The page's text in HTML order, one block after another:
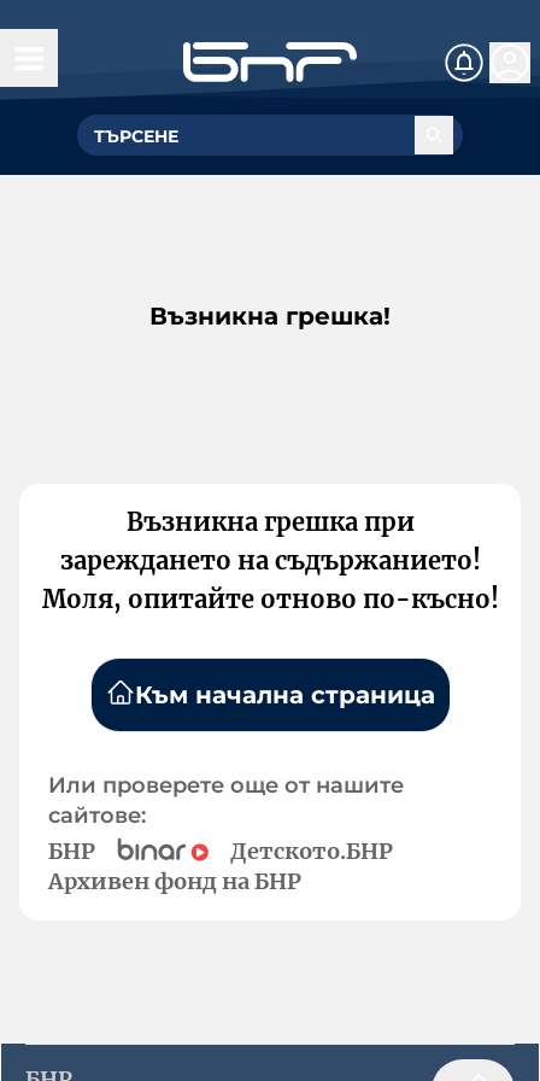
Възникна грешка!
Възникна грешка при
зареждането на съдържанието!
Моля, опитайте отново по-късно!
Към начална страница
Или проверете още от нашите
сайтове:
БНР
Детското.БНР
Архивен фонд на БНР